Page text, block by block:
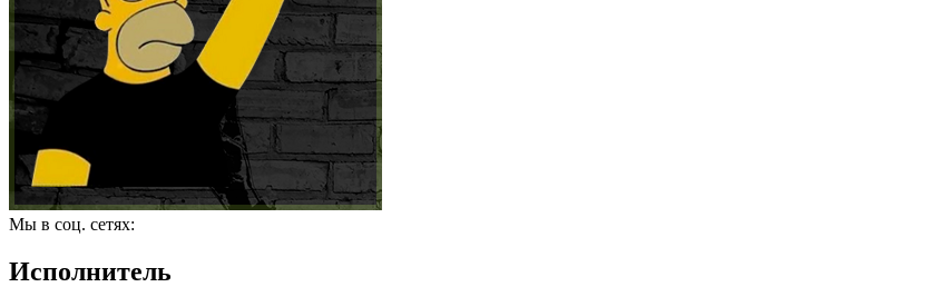
Мы в соц. сетях:
Исполнитель